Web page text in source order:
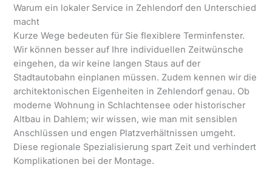
Warum ein lokaler Service in Zehlendorf den Unterschied
macht
Kurze Wege bedeuten für Sie flexiblere Terminfenster.
Wir können besser auf Ihre individuellen Zeitwünsche
eingehen, da wir keine langen Staus auf der
Stadtautobahn einplanen müssen. Zudem kennen wir die
architektonischen Eigenheiten in Zehlendorf genau. Ob
moderne Wohnung in Schlachtensee oder historischer
Altbau in Dahlem; wir wissen, wie man mit sensiblen
Anschlüssen und engen Platzverhältnissen umgeht.
Diese regionale Spezialisierung spart Zeit und verhindert
Komplikationen bei der Montage.